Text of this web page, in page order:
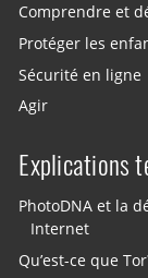
Comprendre et
Protéger les
Sécurité en ligne
Agir
Explications
PhotoDNA et la
Internet
Qu’est-ce que